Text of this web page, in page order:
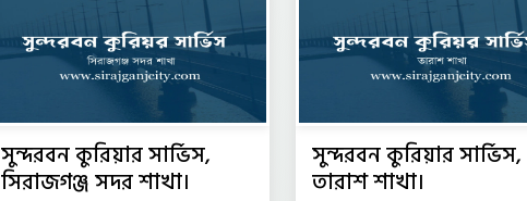
সুন্দরবন কুরিয়ার সার্ভিস,
সিরাজগঞ্জ সদর শাখা।
সুন্দরবন কুরিয়ার সার্ভিস,
তারাশ শাখা।